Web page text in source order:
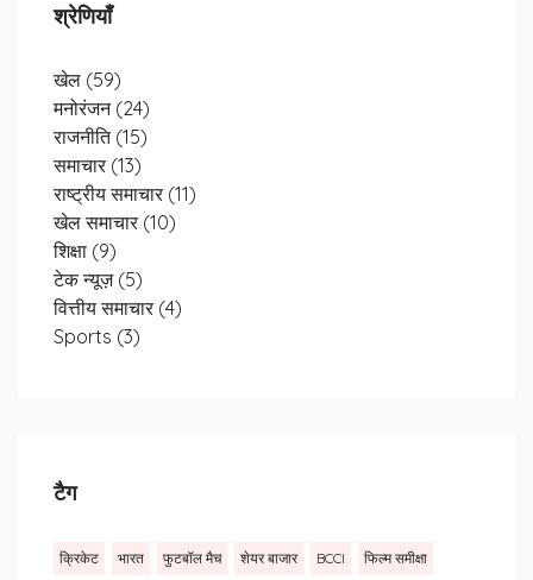
श्रेणियाँ
खेल (59)
मनोरंजन (24)
राजनीति (15)
समाचार (13)
राष्ट्रीय समाचार (11)
खेल समाचार (10)
शिक्षा (9)
टेक न्यूज़ (5)
वित्तीय समाचार (4)
Sports (3)
टैग
क्रिकेट भारत फुटबॉल मैच शेयर बाजार BCCI फिल्म समीक्षा